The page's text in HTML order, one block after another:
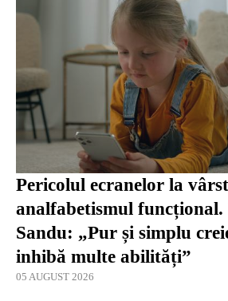
Pericolul ecranelor la
analfabetismul funcțional.
Sandu: „Pur și simplu
inhibă multe abilități”
05 AUGUST 2026